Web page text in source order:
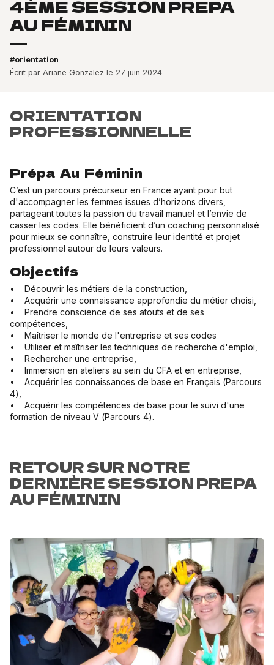
4ÈME SESSION PREPA
AU FÉMININ
#orientation
Écrit par Ariane Gonzalez le 27 juin 2024
ORIENTATION
PROFESSIONNELLE
Prépa Au Féminin
C’est un parcours précurseur en France ayant pour but
d'accompagner les femmes issues d’horizons divers,
partageant toutes la passion du travail manuel et l’envie de
casser les codes. Elle bénéficient d’un coaching personnalisé
pour mieux se connaître, construire leur identité et projet
professionnel autour de leurs valeurs.
Objectifs
• Découvrir les métiers de la construction,
• Acquérir une connaissance approfondie du métier choisi,
• Prendre conscience de ses atouts et de ses
compétences,
• Maîtriser le monde de l'entreprise et ses codes
• Utiliser et maîtriser les techniques de recherche d'emploi,
• Rechercher une entreprise,
• Immersion en ateliers au sein du CFA et en entreprise,
• Acquérir les connaissances de base en Français (Parcours
4),
• Acquérir les compétences de base pour le suivi d'une
formation de niveau V (Parcours 4).
RETOUR SUR NOTRE
DERNIÈRE SESSION PREPA
AU FÉMININ